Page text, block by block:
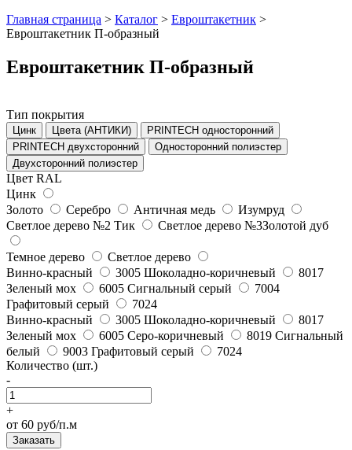
Главная страница > Каталог > Евроштакетник >
Евроштакетник П-образный
Евроштакетник П-образный
Тип покрытия
Цинк Цвета (АНТИКИ)
PRINTECH односторонний
PRINTECH двухсторонний
Односторонний полиэстер
Двухсторонний полиэстер
Цвет RAL
Цинк
Золото
Серебро Античная медь
Изумруд
Светлое дерево №2 Тик
Светлое дерево №3Золотой дуб
Темное дерево
Светлое дерево
Винно-красный
3005 Шоколадно-коричневый
8017
Зеленый мох
6005 Сигнальный серый
7004
Графитовый серый
7024
Винно-красный
3005 Шоколадно-коричневый
8017
Зеленый мох
6005 Серо-коричневый 8019 Сигнальный
белый
9003 Графитовый серый
7024
Количество (шт.)
-
+
от 60 руб/п.м
Заказать